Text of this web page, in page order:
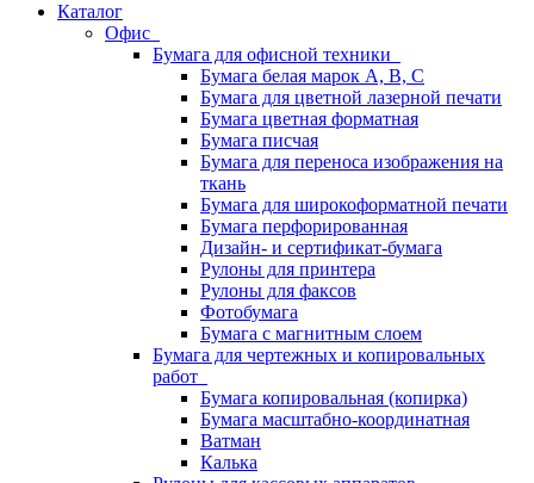
Каталог
Офис
Бумага для офисной техники
Бумага белая марок А, В, С
Бумага для цветной лазерной печати
Бумага цветная форматная
Бумага писчая
Бумага для переноса изображения на
ткань
Бумага для широкоформатной печати
Бумага перфорированная
Дизайн- и сертификат-бумага
Рулоны для принтера
Рулоны для факсов
Фотобумага
Бумага с магнитным слоем
Бумага для чертежных и копировальных
работ
Бумага копировальная (копирка)
Бумага масштабно-координатная
Ватман
Калька